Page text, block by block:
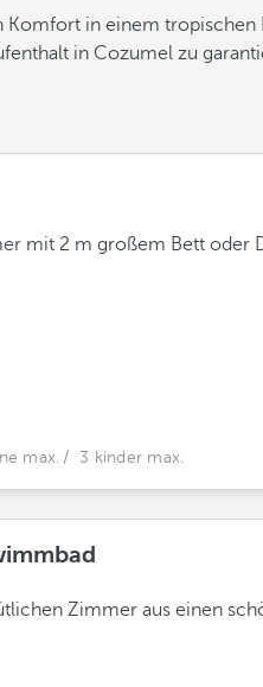
Komfort in einem tropischen
in Cozumel zu
mit 2 m großem Bett oder
max. / 3 kinder max.
Zimmer aus einen